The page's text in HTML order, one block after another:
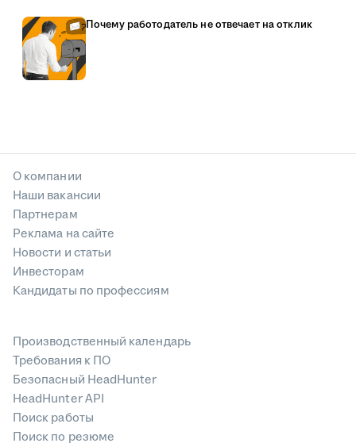
Почему работодатель не отвечает на отклик
О компании
Наши вакансии
Партнерам
Реклама на сайте
Новости и статьи
Инвесторам
Кандидаты по профессиям
Производственный календарь
Требования к ПО
Безопасный HeadHunter
HeadHunter API
Поиск работы
Поиск по резюме